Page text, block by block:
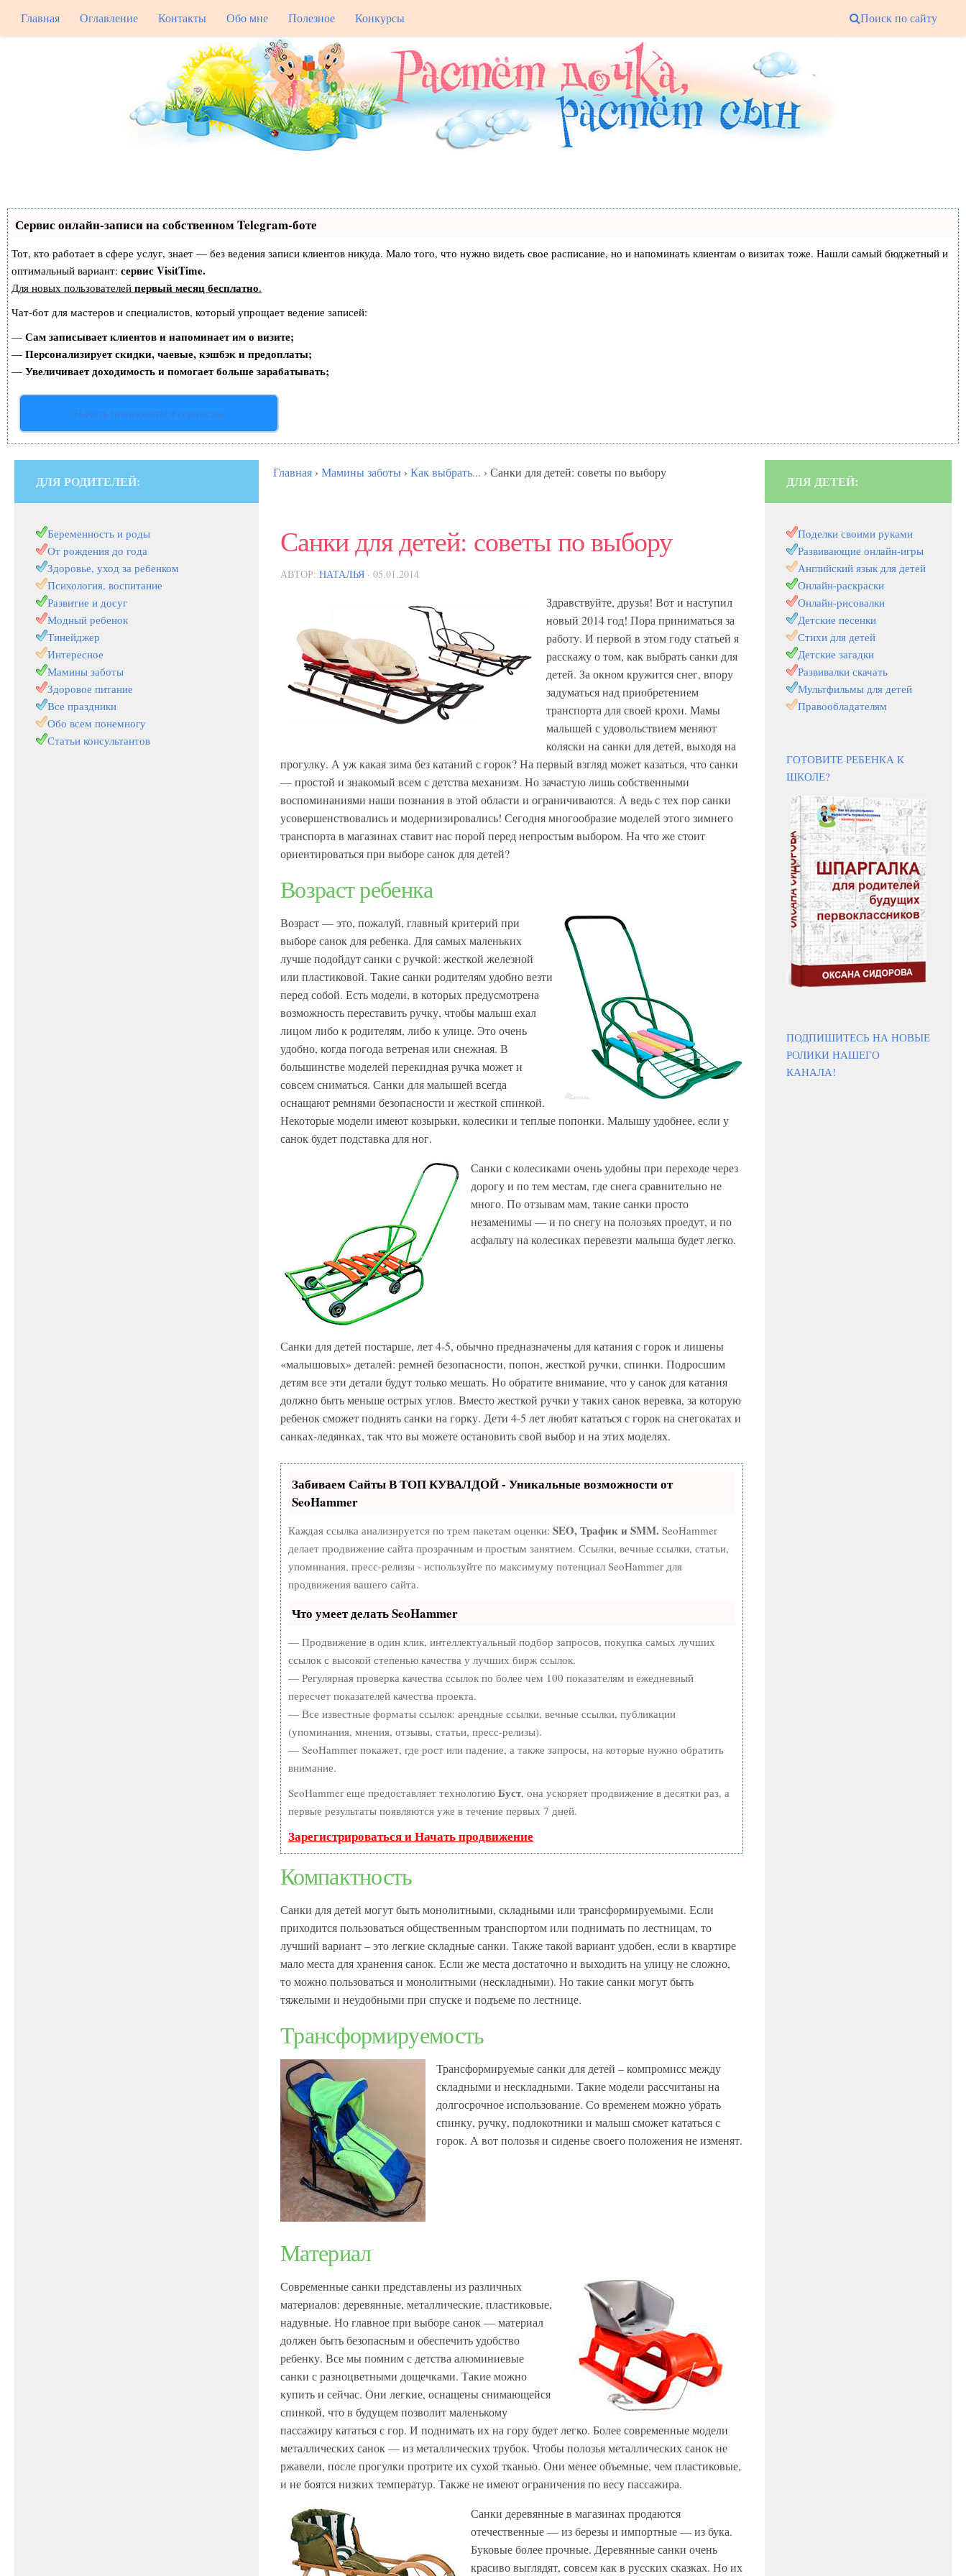
Главная Оглавление Контакты Обо мне Полезное Конкурсы Поиск по сайту
Сервис онлайн-записи на собственном Telegram-боте
Тот, кто работает в сфере услуг, знает — без ведения записи клиентов никуда. Мало того, что нужно видеть свое расписание, но и напоминать клиентам о визитах тоже. Нашли самый бюджетный и
оптимальный вариант: сервис VisitTime.
Для новых пользователей первый месяц бесплатно.
Чат-бот для мастеров и специалистов, который упрощает ведение записей:
— Сам записывает клиентов и напоминает им о визите;
— Персонализирует скидки, чаевые, кэшбэк и предоплаты;
— Увеличивает доходимость и помогает больше зарабатывать;
Начать пользоваться сервисом
Главная › Мамины заботы › Как выбрать... › Санки для детей: советы по выбору
Санки для детей: советы по выбору
АВТОР: НАТАЛЬЯ · 05.01.2014
Здравствуйте, друзья! Вот и наступил
новый 2014 год! Пора приниматься за
работу. И первой в этом году статьей я
расскажу о том, как выбрать санки для
детей. За окном кружится снег, впору
задуматься над приобретением
транспорта для своей крохи. Мамы
малышей с удовольствием меняют
коляски на санки для детей, выходя на
прогулку. А уж какая зима без катаний с горок? На первый взгляд может казаться, что санки
— простой и знакомый всем с детства механизм. Но зачастую лишь собственными
воспоминаниями наши познания в этой области и ограничиваются. А ведь с тех пор санки
усовершенствовались и модернизировались! Сегодня многообразие моделей этого зимнего
транспорта в магазинах ставит нас порой перед непростым выбором. На что же стоит
ориентироваться при выборе санок для детей?
Возраст ребенка
Возраст — это, пожалуй, главный критерий при
выборе санок для ребенка. Для самых маленьких
лучше подойдут санки с ручкой: жесткой железной
или пластиковой. Такие санки родителям удобно везти
перед собой. Есть модели, в которых предусмотрена
возможность переставить ручку, чтобы малыш ехал
лицом либо к родителям, либо к улице. Это очень
удобно, когда погода ветреная или снежная. В
большинстве моделей перекидная ручка может и
совсем сниматься. Санки для малышей всегда
оснащают ремнями безопасности и жесткой спинкой.
Некоторые модели имеют козырьки, колесики и теплые попонки. Малышу удобнее, если у
санок будет подставка для ног.
Санки с колесиками очень удобны при переходе через
дорогу и по тем местам, где снега сравнительно не
много. По отзывам мам, такие санки просто
незаменимы — и по снегу на полозьях проедут, и по
асфальту на колесиках перевезти малыша будет легко.
Санки для детей постарше, лет 4-5, обычно предназначены для катания с горок и лишены
«малышовых» деталей: ремней безопасности, попон, жесткой ручки, спинки. Подросшим
детям все эти детали будут только мешать. Но обратите внимание, что у санок для катания
должно быть меньше острых углов. Вместо жесткой ручки у таких санок веревка, за которую
ребенок сможет поднять санки на горку. Дети 4-5 лет любят кататься с горок на снегокатах и
санках-ледянках, так что вы можете остановить свой выбор и на этих моделях.
Забиваем Сайты В ТОП КУВАЛДОЙ - Уникальные возможности от
SeoHammer
Каждая ссылка анализируется по трем пакетам оценки: SEO, Трафик и SMM. SeoHammer
делает продвижение сайта прозрачным и простым занятием. Ссылки, вечные ссылки, статьи,
упоминания, пресс-релизы - используйте по максимуму потенциал SeoHammer для
продвижения вашего сайта.
Что умеет делать SeoHammer
— Продвижение в один клик, интеллектуальный подбор запросов, покупка самых лучших
ссылок с высокой степенью качества у лучших бирж ссылок.
— Регулярная проверка качества ссылок по более чем 100 показателям и ежедневный
пересчет показателей качества проекта.
— Все известные форматы ссылок: арендные ссылки, вечные ссылки, публикации
(упоминания, мнения, отзывы, статьи, пресс-релизы).
— SeoHammer покажет, где рост или падение, а также запросы, на которые нужно обратить
внимание.
SeoHammer еще предоставляет технологию Буст, она ускоряет продвижение в десятки раз, а
первые результаты появляются уже в течение первых 7 дней.
Зарегистрироваться и Начать продвижение
Компактность
Санки для детей могут быть монолитными, складными или трансформируемыми. Если
приходится пользоваться общественным транспортом или поднимать по лестницам, то
лучший вариант – это легкие складные санки. Также такой вариант удобен, если в квартире
мало места для хранения санок. Если же места достаточно и выходить на улицу не сложно,
то можно пользоваться и монолитными (нескладными). Но такие санки могут быть
тяжелыми и неудобными при спуске и подъеме по лестнице.
Трансформируемость
Трансформируемые санки для детей – компромисс между
складными и нескладными. Такие модели рассчитаны на
долгосрочное использование. Со временем можно убрать
спинку, ручку, подлокотники и малыш сможет кататься с
горок. А вот полозья и сиденье своего положения не изменят.
Материал
Современные санки представлены из различных
материалов: деревянные, металлические, пластиковые,
надувные. Но главное при выборе санок — материал
должен быть безопасным и обеспечить удобство
ребенку. Все мы помним с детства алюминиевые
санки с разноцветными дощечками. Такие можно
купить и сейчас. Они легкие, оснащены снимающейся
спинкой, что в будущем позволит маленькому
пассажиру кататься с гор. И поднимать их на гору будет легко. Более современные модели
металлических санок — из металлических трубок. Чтобы полозья металлических санок не
ржавели, после прогулки протрите их сухой тканью. Они менее объемные, чем пластиковые,
и не боятся низких температур. Также не имеют ограничения по весу пассажира.
Санки деревянные в магазинах продаются
отечественные — из березы и импортные — из бука.
Буковые более прочные. Деревянные санки очень
красиво выглядят, совсем как в русских сказках. Но их
ДЛЯ РОДИТЕЛЕЙ:
Беременность и роды
От рождения до года
Здоровье, уход за ребенком
Психология, воспитание
Развитие и досуг
Модный ребенок
Тинейджер
Интересное
Мамины заботы
Здоровое питание
Все праздники
Обо всем понемногу
Статьи консультантов
ДЛЯ ДЕТЕЙ:
Поделки своими руками
Развивающие онлайн-игры
Английский язык для детей
Онлайн-раскраски
Онлайн-рисовалки
Детские песенки
Стихи для детей
Детские загадки
Развивалки скачать
Мультфильмы для детей
Правообладателям
ГОТОВИТЕ РЕБЕНКА К
ШКОЛЕ?
ПОДПИШИТЕСЬ НА НОВЫЕ
РОЛИКИ НАШЕГО
КАНАЛА!